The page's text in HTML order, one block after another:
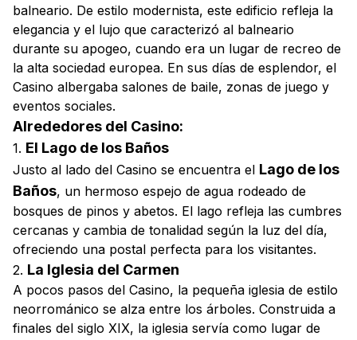
balneario. De estilo modernista, este edificio refleja la
elegancia y el lujo que caracterizó al balneario
durante su apogeo, cuando era un lugar de recreo de
la alta sociedad europea. En sus días de esplendor, el
Casino albergaba salones de baile, zonas de juego y
eventos sociales.
Alrededores del Casino:
1. El Lago de los Baños
Justo al lado del Casino se encuentra el Lago de los
Baños, un hermoso espejo de agua rodeado de
bosques de pinos y abetos. El lago refleja las cumbres
cercanas y cambia de tonalidad según la luz del día,
ofreciendo una postal perfecta para los visitantes.
2. La Iglesia del Carmen
A pocos pasos del Casino, la pequeña iglesia de estilo
neorrománico se alza entre los árboles. Construida a
finales del siglo XIX, la iglesia servía como lugar de